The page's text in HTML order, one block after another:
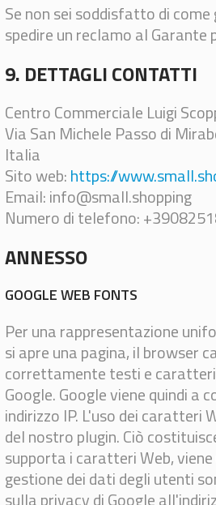
Se non sei soddisfatto di
spedire un reclamo al
9. DETTAGLI CONTATTI
Centro Commerciale Luigi
Via San Michele Passo di
Italia
Sito web:https://
Email: info@small.shopping
Numero di telefono:
ANNESSO
GOOGLE WEB FONTS
Per una rappresentazione
si apre una pagina, il browser
correttamente testi e
Google. Google viene quindi
indirizzo IP. L'uso dei
del nostro plugin. Ciò
supporta i caratteri Web,
gestione dei dati degli utenti
sulla privacy di Google